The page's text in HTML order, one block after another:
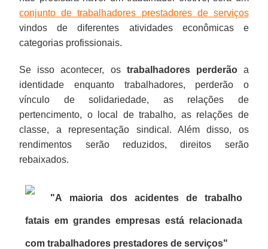
conjunto de trabalhadores prestadores de serviços
vindos de diferentes atividades econômicas e
categorias profissionais.
Se isso acontecer, os trabalhadores perderãoa
identidade enquanto trabalhadores, perderão o
vínculo de solidariedade, as relações de
pertencimento, o local de trabalho, as relações de
classe, a representação sindical. Além disso, os
rendimentos serão reduzidos, direitos serão
rebaixados.
"A maioria dos acidentes de trabalho
fatais em grandes empresas está relacionada
com trabalhadores prestadores de serviços"